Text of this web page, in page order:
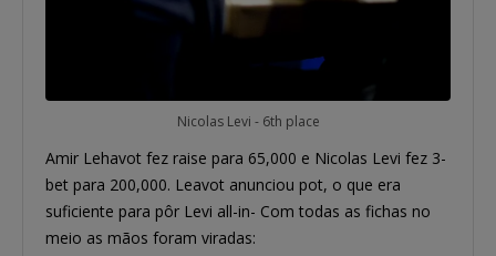
Nicolas Levi - 6th place
Amir Lehavot fez raise para 65,000 e Nicolas Levi fez 3-
bet para 200,000. Leavot anunciou pot, o que era
suficiente para pôr Levi all-in- Com todas as fichas no
meio as mãos foram viradas: